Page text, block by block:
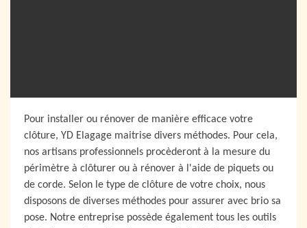
Pour installer ou rénover de manière efficace votre
clôture, YD Elagage maitrise divers méthodes. Pour cela,
nos artisans professionnels procèderont à la mesure du
périmètre à clôturer ou à rénover à l'aide de piquets ou
de corde. Selon le type de clôture de votre choix, nous
disposons de diverses méthodes pour assurer avec brio sa
pose. Notre entreprise possède également tous les outils